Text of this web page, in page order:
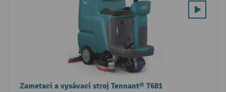
Zametací a vysávací stroj Tennant® T681